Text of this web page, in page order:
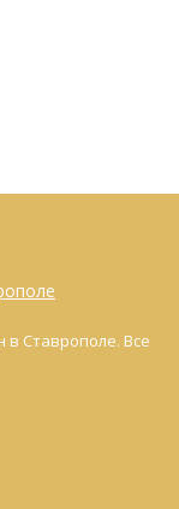
в Ставрополе. Все